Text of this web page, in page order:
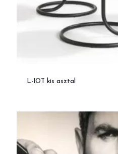
L-IOT kis asztal